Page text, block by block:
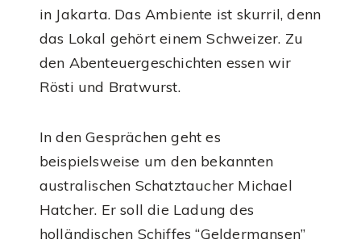
in Jakarta. Das Ambiente ist skurril, denn
das Lokal gehört einem Schweizer. Zu
den Abenteuergeschichten essen wir
Rösti und Bratwurst.
In den Gesprächen geht es
beispielsweise um den bekannten
australischen Schatztaucher Michael
Hatcher. Er soll die Ladung des
holländischen Schiffes “Geldermansen”